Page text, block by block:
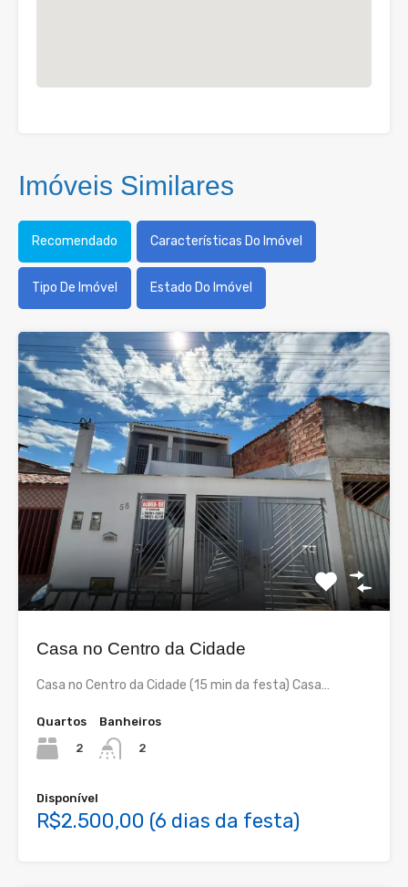
Imóveis Similares
Recomendado Características Do Imóvel
Tipo De Imóvel Estado Do Imóvel
Casa no Centro da Cidade
Casa no Centro da Cidade (15 min da festa) Casa…
Quartos
2
Banheiros
2
Disponível
R$2.500,00 (6 dias da festa)